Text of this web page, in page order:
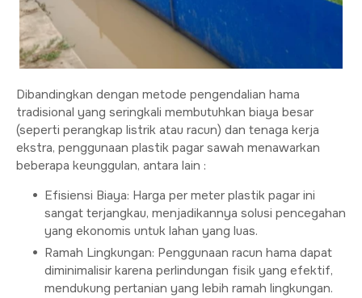
Dibandingkan dengan metode pengendalian hama
tradisional yang seringkali membutuhkan biaya besar
(seperti perangkap listrik atau racun) dan tenaga kerja
ekstra, penggunaan plastik pagar sawah menawarkan
beberapa keunggulan, antara lain :
Efisiensi Biaya: Harga per meter plastik pagar ini
sangat terjangkau, menjadikannya solusi pencegahan
yang ekonomis untuk lahan yang luas.
Ramah Lingkungan: Penggunaan racun hama dapat
diminimalisir karena perlindungan fisik yang efektif,
mendukung pertanian yang lebih ramah lingkungan.